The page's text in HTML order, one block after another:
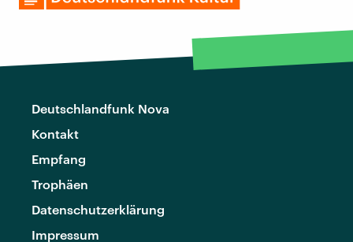
Deutschlandfunk Nova
Kontakt
Empfang
Trophäen
Datenschutzerklärung
Impressum